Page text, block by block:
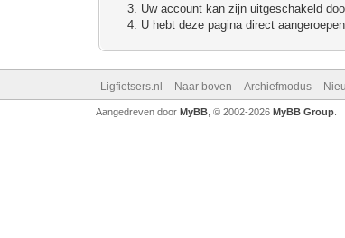
Uw account kan zijn uitgeschakeld
U hebt deze pagina direct
Ligfietsers.nl Naar boven Archiefmodus
Aangedreven door MyBB, © 2002-2026 MyBB Group.